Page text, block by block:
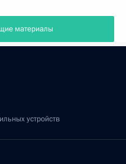
материалы
устройств